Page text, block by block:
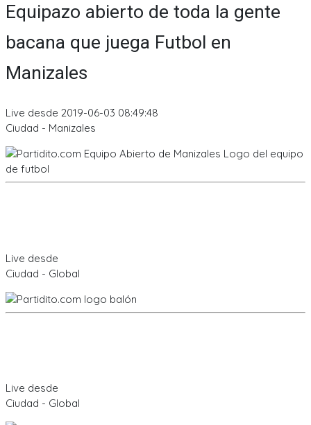
Equipazo abierto de toda la gente
bacana que juega Futbol en
Manizales
Live desde 2019-06-03 08:49:48
Ciudad - Manizales
Live desde
Ciudad - Global
Live desde
Ciudad - Global